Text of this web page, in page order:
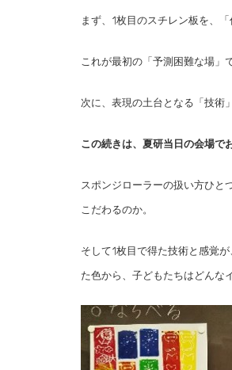
まず、1枚目のスチレン板を、「
これが最初の「予測困難な場」で
次に、表現の土台となる「技術
この続きは、夏研当日の会場で
スポンジローラーの扱い方ひと
こだわるのか。
そして1枚目で得た技術と感覚
た色から、子どもたちはどんな